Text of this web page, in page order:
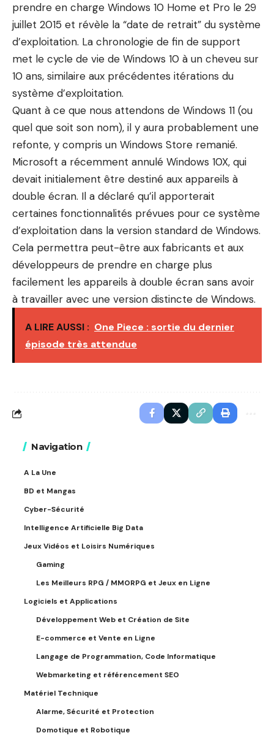
prendre en charge Windows 10 Home et Pro le 29
juillet 2015 et révèle la “date de retrait” du système
d’exploitation. La chronologie de fin de support
met le cycle de vie de Windows 10 à un cheveu sur
10 ans, similaire aux précédentes itérations du
système d’exploitation.
Quant à ce que nous attendons de Windows 11 (ou
quel que soit son nom), il y aura probablement une
refonte, y compris un Windows Store remanié.
Microsoft a récemment annulé Windows 10X, qui
devait initialement être destiné aux appareils à
double écran. Il a déclaré qu’il apporterait
certaines fonctionnalités prévues pour ce système
d’exploitation dans la version standard de Windows.
Cela permettra peut-être aux fabricants et aux
développeurs de prendre en charge plus
facilement les appareils à double écran sans avoir
à travailler avec une version distincte de Windows.
A LIRE AUSSI : One Piece : sortie du dernier
épisode très attendue
Navigation
A La Une
BD et Mangas
Cyber-Sécurité
Intelligence Artificielle Big Data
Jeux Vidéos et Loisirs Numériques
Gaming
Les Meilleurs RPG / MMORPG et Jeux en Ligne
Logiciels et Applications
Développement Web et Création de Site
E-commerce et Vente en Ligne
Langage de Programmation, Code Informatique
Webmarketing et référencement SEO
Matériel Technique
Alarme, Sécurité et Protection
Domotique et Robotique